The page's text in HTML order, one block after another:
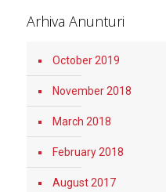
Arhiva Anunturi
October 2019
November 2018
March 2018
February 2018
August 2017